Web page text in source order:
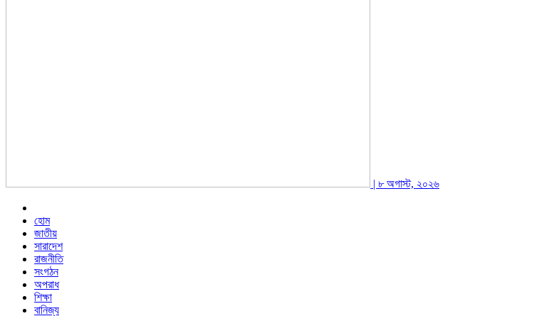
| ৮ অগাস্ট, ২০২৬
হোম
জাতীয়
সারাদেশ
রাজনীতি
সংগঠন
অপরাধ
শিক্ষা
বানিজ্য